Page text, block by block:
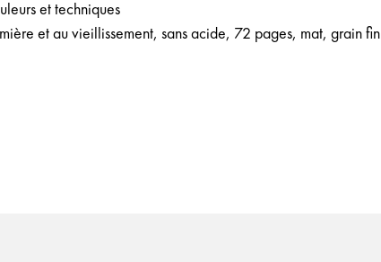
et techniques
et au vieillissement, sans acide, 72 pages, mat, grain fin